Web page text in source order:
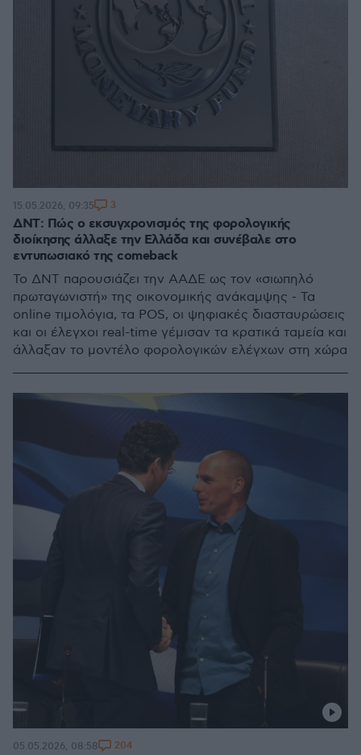
ΔΝΤ: Πώς ο εκσυγχρονισμός της φορολογικής
διοίκησης άλλαξε την Ελλάδα και συνέβαλε στο
εντυπωσιακό της comeback
Το ΔΝΤ παρουσιάζει την ΑΑΔΕ ως τον «σιωπηλό
πρωταγωνιστή» της οικονομικής ανάκαμψης - Τα
online τιμολόγια, τα POS, οι ψηφιακές διασταυρώσεις
και οι έλεγχοι real-time γέμισαν τα κρατικά ταμεία και
άλλαξαν το μοντέλο φορολογικών ελέγχων στη χώρα
15.05.2026, 09:35 3
05.05.2026, 08:58 204